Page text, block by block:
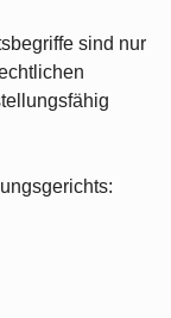
sind nur